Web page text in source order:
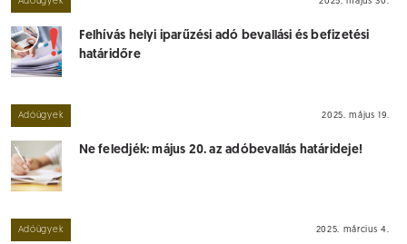
Felhívás helyi iparűzési adó bevallási és befizetési
határidőre
Adóügyek 2025. május 19.
Ne feledjék: május 20. az adóbevallás határideje!
Adóügyek 2025. március 4.